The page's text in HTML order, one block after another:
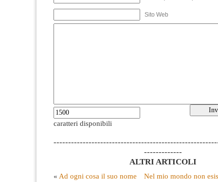
Sito Web
caratteri disponibili
-------------
ALTRI ARTICOLI
« Ad ogni cosa il suo nome Nel mio mondo non